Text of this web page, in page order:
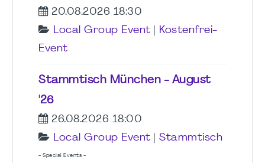
20.08.2026 18:30
Local Group Event
Kostenfrei-
Event
Stammtisch München - August
'26
26.08.2026 18:00
Local Group Event
Stammtisch
- Special Events -